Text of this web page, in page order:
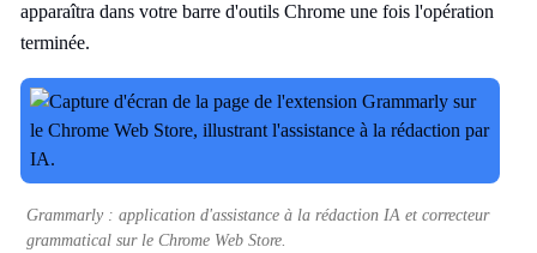
apparaîtra dans votre barre d'outils Chrome une fois l'opération
terminée.
Grammarly : application d'assistance à la rédaction IA et correcteur
grammatical sur le Chrome Web Store.